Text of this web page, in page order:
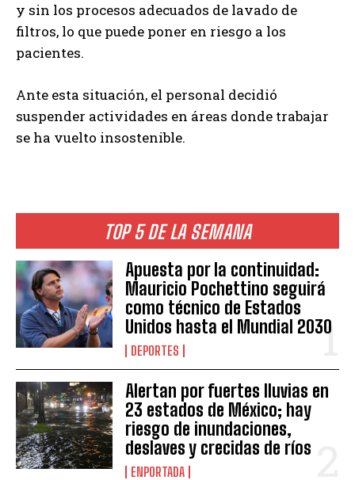
TOP 5 DE LA SEMANA
Apuesta por la continuidad:
Mauricio Pochettino seguirá
como técnico de Estados
Unidos hasta el Mundial 2030
DEPORTES
Alertan por fuertes lluvias en
23 estados de México; hay
riesgo de inundaciones,
deslaves y crecidas de ríos
ENPORTADA
y sin los procesos adecuados de lavado de
filtros, lo que puede poner en riesgo a los
pacientes.
Ante esta situación, el personal decidió
suspender actividades en áreas donde trabajar
se ha vuelto insostenible.